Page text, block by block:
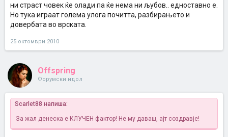
ни страст човек ќе олади па ќе нема ни љубов.. едноставно е.
Но тука играат голема улога почитта, разбирањето и
довербата во врската.
25 октомври 2010
Offspring
Форумски идол
Scarlet88 напиша:
За жал денеска е КЛУЧЕН фактор! Не му даваш, ајт создравје!